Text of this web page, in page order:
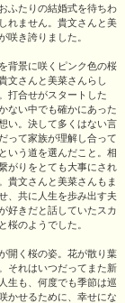
ふたりの結婚式を待ちわ
れません。貴文さんと美
咲き誇りました。
背景に咲くピンク色の桜
文さんと美菜さんらし
打合せがスタートした
ない中でも確かにあった
い。決して多くはない言
って家族が理解し合って
いう道を選んだこと。相
がりをとても大事にされ
貴文さんと美菜さんもま
、共に人生を歩み出す夫
好きだと話していたスカ
桜のようでした。
開く桜の姿。花が散り葉
それはいつだってまた新
生も、何度でも季節は巡
かせるために、幸せにな